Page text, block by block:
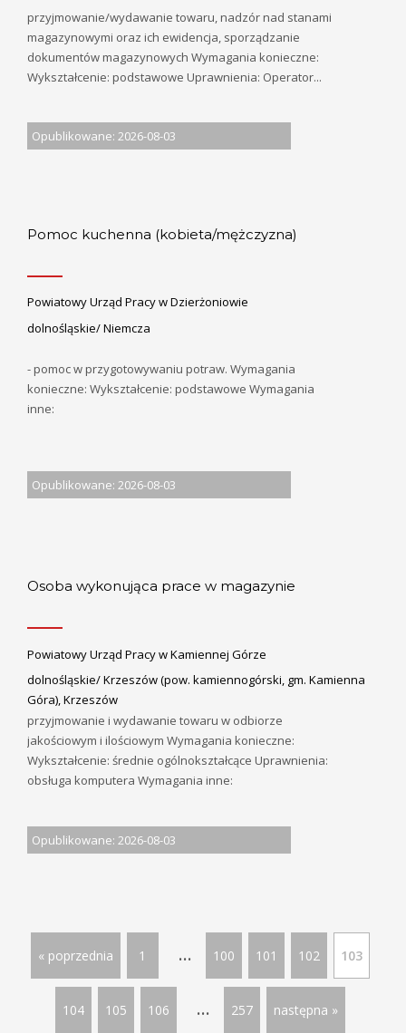
przyjmowanie/wydawanie towaru, nadzór nad stanami
magazynowymi oraz ich ewidencja, sporządzanie
dokumentów magazynowych Wymagania konieczne:
Wykształcenie: podstawowe Uprawnienia: Operator...
Opublikowane: 2026-08-03
Pomoc kuchenna (kobieta/mężczyzna)
Powiatowy Urząd Pracy w Dzierżoniowie
dolnośląskie/ Niemcza
- pomoc w przygotowywaniu potraw. Wymagania
konieczne: Wykształcenie: podstawowe Wymagania
inne:
Opublikowane: 2026-08-03
Osoba wykonująca prace w magazynie
Powiatowy Urząd Pracy w Kamiennej Górze
dolnośląskie/ Krzeszów (pow. kamiennogórski, gm. Kamienna
Góra), Krzeszów
przyjmowanie i wydawanie towaru w odbiorze
jakościowym i ilościowym Wymagania konieczne:
Wykształcenie: średnie ogólnokształcące Uprawnienia:
obsługa komputera Wymagania inne:
Opublikowane: 2026-08-03
« poprzednia 1 ... 100 101 102 103
104 105 106 ... 257 następna »